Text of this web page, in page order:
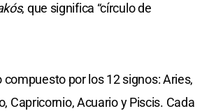
, que significa “círculo de
por los 12 signos: Aries,
Capricornio, Acuario y Piscis. Cada